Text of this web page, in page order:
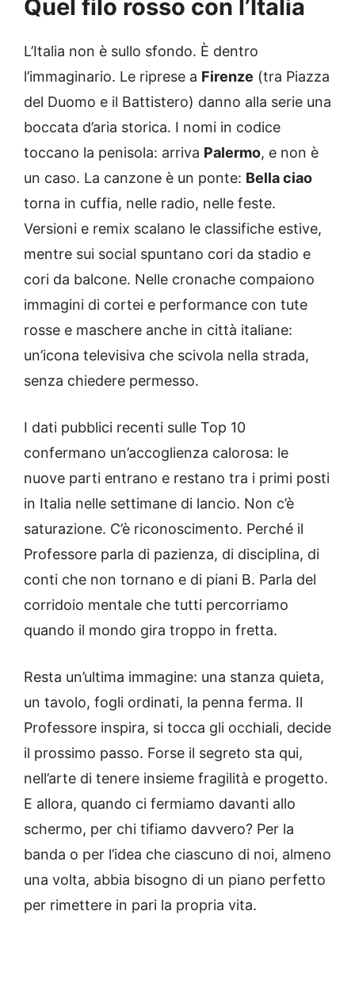
Quel filo rosso con l’Italia
L’Italia non è sullo sfondo. È dentro
l’immaginario. Le riprese a Firenze (tra Piazza
del Duomo e il Battistero) danno alla serie una
boccata d’aria storica. I nomi in codice
toccano la penisola: arriva Palermo, e non è
un caso. La canzone è un ponte: Bella ciao
torna in cuffia, nelle radio, nelle feste.
Versioni e remix scalano le classifiche estive,
mentre sui social spuntano cori da stadio e
cori da balcone. Nelle cronache compaiono
immagini di cortei e performance con tute
rosse e maschere anche in città italiane:
un’icona televisiva che scivola nella strada,
senza chiedere permesso.
I dati pubblici recenti sulle Top 10
confermano un’accoglienza calorosa: le
nuove parti entrano e restano tra i primi posti
in Italia nelle settimane di lancio. Non c’è
saturazione. C’è riconoscimento. Perché il
Professore parla di pazienza, di disciplina, di
conti che non tornano e di piani B. Parla del
corridoio mentale che tutti percorriamo
quando il mondo gira troppo in fretta.
Resta un’ultima immagine: una stanza quieta,
un tavolo, fogli ordinati, la penna ferma. Il
Professore inspira, si tocca gli occhiali, decide
il prossimo passo. Forse il segreto sta qui,
nell’arte di tenere insieme fragilità e progetto.
E allora, quando ci fermiamo davanti allo
schermo, per chi tifiamo davvero? Per la
banda o per l’idea che ciascuno di noi, almeno
una volta, abbia bisogno di un piano perfetto
per rimettere in pari la propria vita.